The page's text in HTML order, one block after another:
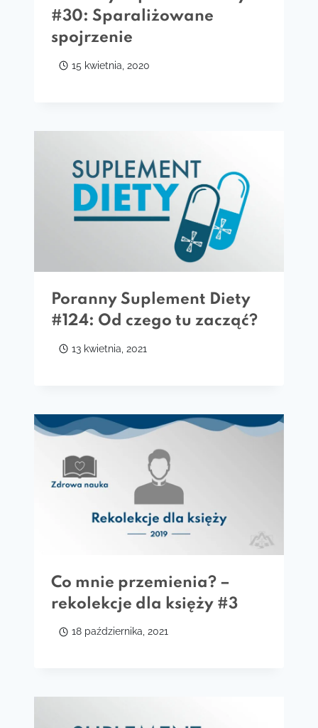
#30: Sparaliżowane
spojrzenie
15 kwietnia, 2020
Poranny Suplement Diety
#124: Od czego tu zacząć?
13 kwietnia, 2021
Co mnie przemienia? –
rekolekcje dla księży #3
18 października, 2021